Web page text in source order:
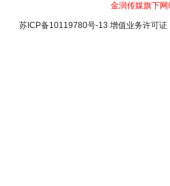
金润传媒旗下网
苏ICP备10119780号-13 增值业务许可